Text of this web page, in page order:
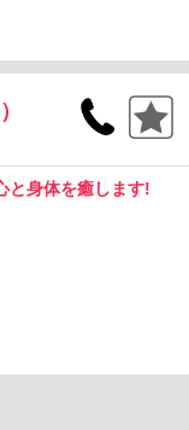
と身体を癒します!